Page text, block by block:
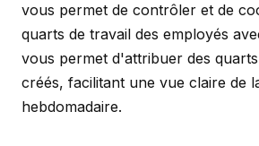
vous permet de contrôler et de
quarts de travail des employés
vous permet d'attribuer des
créés, facilitant une vue claire de
hebdomadaire.